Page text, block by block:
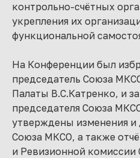
контрольно-счётных
укрепления их
функциональной
На Конференции был
председатель Союза
Палаты В.С.Катренко, и
председателя Союза
утверждены изменения и
Союза МКСО, а также
и Ревизионной комиссии